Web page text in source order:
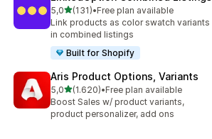
5,0de 5 estrelas
(131)
131 total de avaliações
•Free plan available
Link products as color swatch variants
in combined listings
Built for Shopify
Aris Product Options, Variants
5,0de 5 estrelas
(1.620)
1620 total de avaliações
•Free plan available
Boost Sales w/ product variants,
product personalizer, add ons